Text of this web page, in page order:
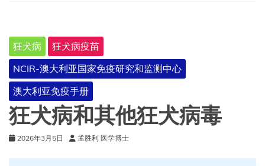
狂犬病
狂犬病疫苗
NCIR-澳大利亚国家免疫研究和监测中心
澳大利亚免疫手册
狂犬病和其他狂犬病毒
2026年3月5日 孟胜利 医学博士